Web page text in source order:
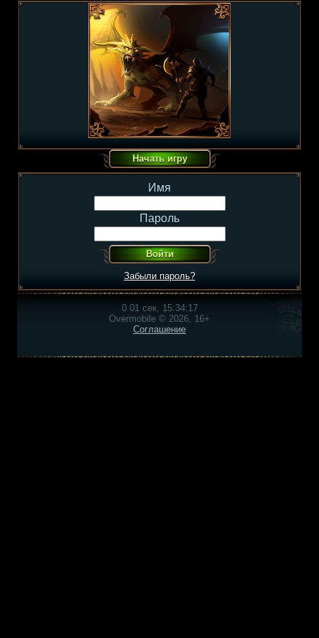
Имя
Пароль
Забыли пароль?
0.01 сек, 15:34:17
Overmobile © 2026, 16+
Соглашение